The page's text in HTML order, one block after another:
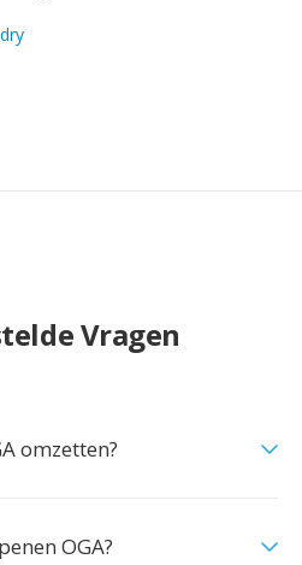
Vragen
omzetten?
OGA?